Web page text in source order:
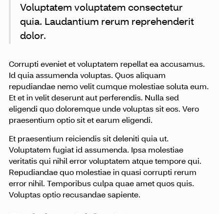
Voluptatem voluptatem consectetur
quia. Laudantium rerum reprehenderit
dolor.
Corrupti eveniet et voluptatem repellat ea accusamus.
Id quia assumenda voluptas. Quos aliquam
repudiandae nemo velit cumque molestiae soluta eum.
Et et in velit deserunt aut perferendis. Nulla sed
eligendi quo doloremque unde voluptas sit eos. Vero
praesentium optio sit et earum eligendi.
Et praesentium reiciendis sit deleniti quia ut.
Voluptatem fugiat id assumenda. Ipsa molestiae
veritatis qui nihil error voluptatem atque tempore qui.
Repudiandae quo molestiae in quasi corrupti rerum
error nihil. Temporibus culpa quae amet quos quis.
Voluptas optio recusandae sapiente.